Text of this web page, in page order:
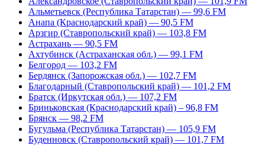
Альметьевск (Республика Татарстан) — 99,6 FM
Анапа (Краснодарский край) — 90,5 FM
Арзгир (Ставропольский край) — 103,8 FM
Астрахань — 90,5 FM
Ахтубинск (Астраханская обл.) — 99,1 FM
Белгород — 103,2 FM
Бердянск (Запорожская обл.) — 102,7 FM
Благодарный (Ставропольский край) — 101,2 FM
Братск (Иркутская обл.) — 107,2 FM
Бриньковская (Краснодарский край) – 96,8 FM
Брянск — 98,2 FM
Бугульма (Республика Татарстан) — 105,9 FM
Буденновск (Ставропольский край) — 101,7 FM